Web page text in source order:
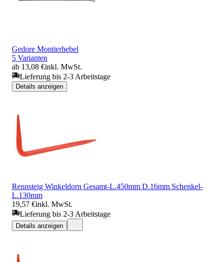
Gedore Montierhebel
5 Varianten
ab 13,08 €inkl. MwSt.
Lieferung bis 2-3 Arbeitstage
Details anzeigen
Rennsteig Winkeldorn Gesamt-L.450mm D.16mm Schenkel-
L.130mm
19,57 €inkl. MwSt.
Lieferung bis 2-3 Arbeitstage
Details anzeigen